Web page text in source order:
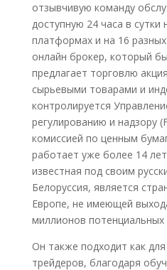
отзывчивую команду
доступную 24 часа в сутки
платформах и на 16
онлайн брокер, который
предлагает торговлю
сырьевыми товарами и
контролируется
регулированию и надзору
комиссией по ценным
работает уже более 14
известная под своим
Белоруссия, является
Европе, не имеющей
миллионов
Он также подходит как
трейдеров, благодаря